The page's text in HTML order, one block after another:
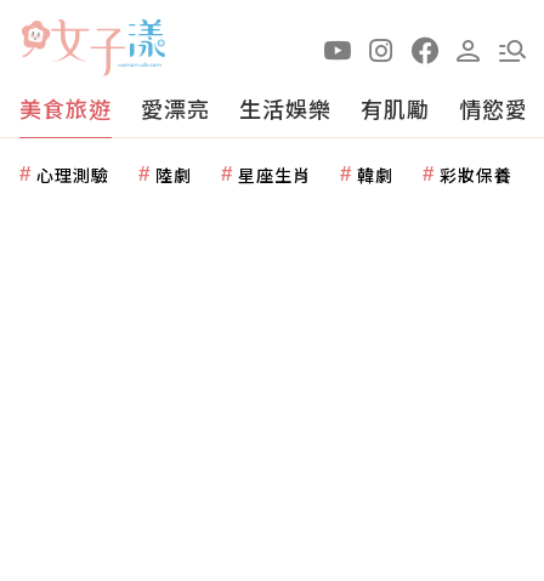
美食旅遊 愛漂亮 生活娛樂 有肌勵 情慾愛
心理測驗 陸劇 星座生肖 韓劇 彩妝保養